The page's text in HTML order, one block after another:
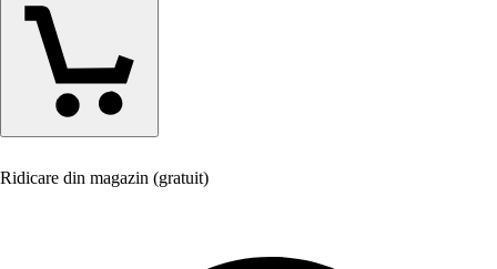
Ridicare din magazin (gratuit)